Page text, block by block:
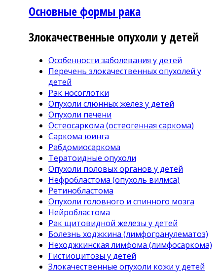
Основные формы рака
Злокачественные опухоли у детей
Особенности заболевания у детей
Перечень злокачественных опухолей у
детей
Рак носоглотки
Опухоли слюнных желез у детей
Опухоли печени
Остеосаркома (остеогенная саркома)
Саркома юинга
Рабдомиосаркома
Тератоидные опухоли
Опухоли половых органов у детей
Нефробластома (опухоль вилмса)
Ретинобластома
Опухоли головного и спинного мозга
Нейробластома
Рак щитовидной железы у детей
Болезнь ходжкина (лимфогранулематоз)
Неходжкинская лимфома (лимфосаркома)
Гистиоцитозы у детей
Злокачественные опухоли кожи у детей